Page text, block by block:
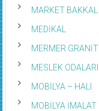
MARKET BAKKAL
MEDİKAL
MERMER GRANİT
MESLEK ODALARI
MOBİLYA – HALI
MOBİLYA İMALAT